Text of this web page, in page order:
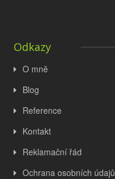
Odkazy
O mně
Blog
Reference
Kontakt
Reklamační řád
Ochrana osobních údajů